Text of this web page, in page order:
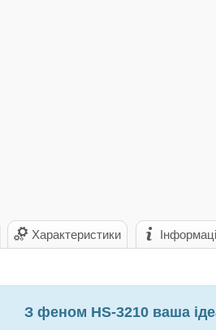
Характеристики
З феном HS-3210 ваша